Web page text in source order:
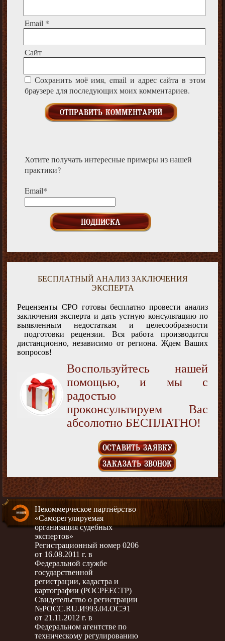
Email *
Сайт
Сохранить моё имя, email и адрес сайта в этом
браузере для последующих моих комментариев.
Хотите получать интересные примеры из нашей
практики?
Email*
БЕСПЛАТНЫЙ АНАЛИЗ ЗАКЛЮЧЕНИЯ
ЭКСПЕРТА
Рецензенты СРО готовы бесплатно провести анализ
заключения эксперта и дать устную консультацию по
выявленным недостаткам и целесообразности
подготовки рецензии. Вся работа производится
дистанционно, независимо от региона. Ждем Ваших
вопросов!
Воспользуйтесь нашей
помощью, и мы с
радостью
проконсультируем Вас
абсолютно БЕСПЛАТНО!
ОСТАВИТЬ ЗАЯВКУ
ЗАКАЗАТЬ ЗВОНОК
Некоммерческое партнёрство
«Саморегулируемая
организация судебных
экспертов»
Регистрационный номер 0206
от 16.08.2011 г. в
Федеральной службе
государственной
регистрации, кадастра и
картографии (РОСРЕЕСТР)
Свидетельство о регистрации
№РОСС.RU.И993.04.ОСЭ1
от 21.11.2012 г. в
Федеральном агентстве по
техническому регулированию